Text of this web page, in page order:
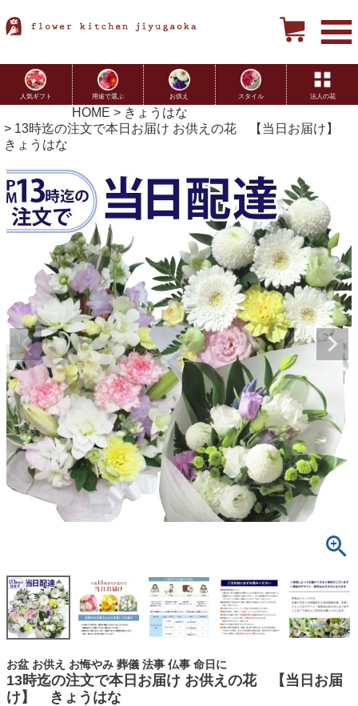
人気ギフト 用途で選ぶ お供え スタイル 法人の花
HOME
きょうはな
13時迄の注文で本日お届け お供えの花 【当日お届け】
きょうはな
お盆 お供え お悔やみ 葬儀 法事 仏事 命日に
13時迄の注文で本日お届け お供えの花 【当日お届
け】 きょうはな